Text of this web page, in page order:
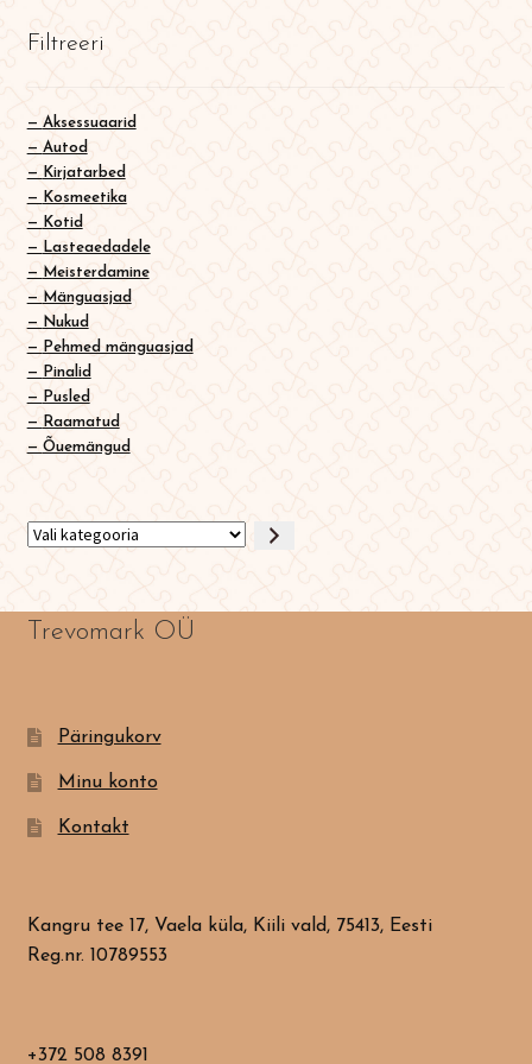
Filtreeri
Aksessuaarid
Autod
Kirjatarbed
Kosmeetika
Kotid
Lasteaedadele
Meisterdamine
Mänguasjad
Nukud
Pehmed mänguasjad
Pinalid
Pusled
Raamatud
Õuemängud
Vali
kategooria
Trevomark OÜ
Päringukorv
Minu konto
Kontakt
Kangru tee 17, Vaela küla, Kiili vald, 75413, Eesti
Reg.nr. 10789553
+372 508 8391